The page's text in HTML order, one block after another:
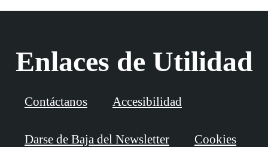
Enlaces de Utilidad
Contáctanos Accesibilidad
Darse de Baja del Newsletter Cookies